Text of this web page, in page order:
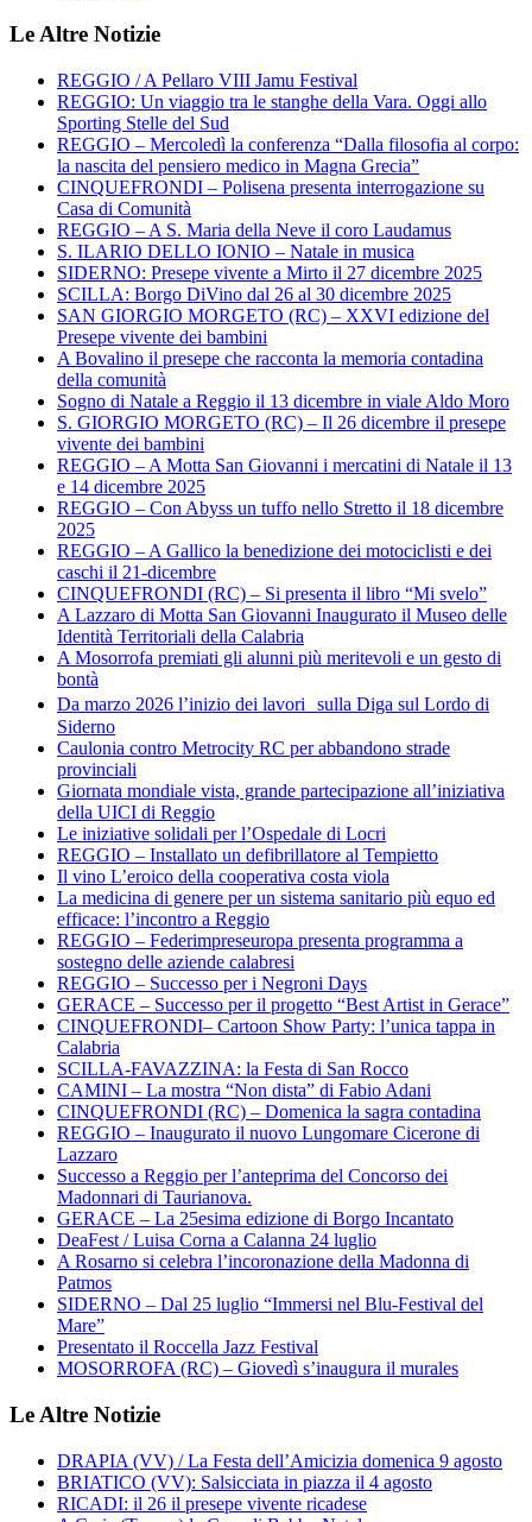
Le Altre Notizie
REGGIO / A Pellaro VIII Jamu Festival
REGGIO: Un viaggio tra le stanghe della Vara. Oggi allo
Sporting Stelle del Sud
REGGIO – Mercoledì la conferenza “Dalla filosofia al corpo:
la nascita del pensiero medico in Magna Grecia”
CINQUEFRONDI – Polisena presenta interrogazione su
Casa di Comunità
REGGIO – A S. Maria della Neve il coro Laudamus
S. ILARIO DELLO IONIO – Natale in musica
SIDERNO: Presepe vivente a Mirto il 27 dicembre 2025
SCILLA: Borgo DiVino dal 26 al 30 dicembre 2025
SAN GIORGIO MORGETO (RC) – XXVI edizione del
Presepe vivente dei bambini
A Bovalino il presepe che racconta la memoria contadina
della comunità
Sogno di Natale a Reggio il 13 dicembre in viale Aldo Moro
S. GIORGIO MORGETO (RC) – Il 26 dicembre il presepe
vivente dei bambini
REGGIO – A Motta San Giovanni i mercatini di Natale il 13
e 14 dicembre 2025
REGGIO – Con Abyss un tuffo nello Stretto il 18 dicembre
2025
REGGIO – A Gallico la benedizione dei motociclisti e dei
caschi il 21-dicembre
CINQUEFRONDI (RC) – Si presenta il libro “Mi svelo”
A Lazzaro di Motta San Giovanni Inaugurato il Museo delle
Identità Territoriali della Calabria
A Mosorrofa premiati gli alunni più meritevoli e un gesto di
bontà
Da marzo 2026 l’inizio dei lavori sulla Diga sul Lordo di
Siderno
Caulonia contro Metrocity RC per abbandono strade
provinciali
Giornata mondiale vista, grande partecipazione all’iniziativa
della UICI di Reggio
Le iniziative solidali per l’Ospedale di Locri
REGGIO – Installato un defibrillatore al Tempietto
Il vino L’eroico della cooperativa costa viola
La medicina di genere per un sistema sanitario più equo ed
efficace: l’incontro a Reggio
REGGIO – Federimpreseuropa presenta programma a
sostegno delle aziende calabresi
REGGIO – Successo per i Negroni Days
GERACE – Successo per il progetto “Best Artist in Gerace”
CINQUEFRONDI– Cartoon Show Party: l’unica tappa in
Calabria
SCILLA-FAVAZZINA: la Festa di San Rocco
CAMINI – La mostra “Non dista” di Fabio Adani
CINQUEFRONDI (RC) – Domenica la sagra contadina
REGGIO – Inaugurato il nuovo Lungomare Cicerone di
Lazzaro
Successo a Reggio per l’anteprima del Concorso dei
Madonnari di Taurianova.
GERACE – La 25esima edizione di Borgo Incantato
DeaFest / Luisa Corna a Calanna 24 luglio
A Rosarno si celebra l’incoronazione della Madonna di
Patmos
SIDERNO – Dal 25 luglio “Immersi nel Blu-Festival del
Mare”
Presentato il Roccella Jazz Festival
MOSORROFA (RC) – Giovedì s’inaugura il murales
Le Altre Notizie
DRAPIA (VV) / La Festa dell’Amicizia domenica 9 agosto
BRIATICO (VV): Salsicciata in piazza il 4 agosto
RICADI: il 26 il presepe vivente ricadese